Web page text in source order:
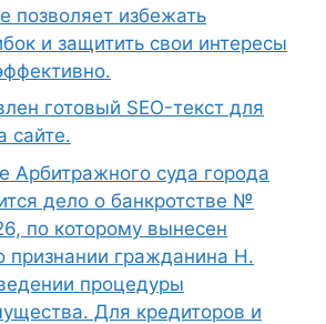
позволяет избежать
и защитить свои интересы
готовый SEO-текст для
сайте.
Арбитражного суда города
дело о банкротстве №
по которому вынесен
признании гражданина Н.
процедуры
Для кредиторов и